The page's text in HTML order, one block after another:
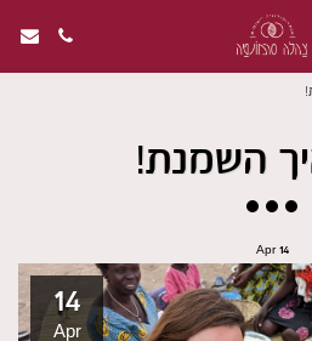
השמנת!
14
Apr
14
Apr